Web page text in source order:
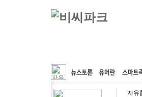
커뮤니티 속도패치
자유